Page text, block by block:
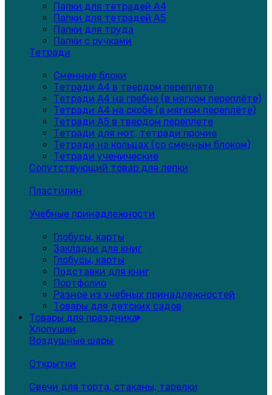
Папки для тетрадей А4
Папки для тетрадей А5
Папки для труда
Папки с ручками
Тетради
Сменные блоки
Тетради А4 в твердом переплете
Тетради А4 на гребне (в мягком переплёте)
Тетради А4 на скобе (в мягком переплёте)
Тетради А5 в твердом переплете
Тетради для нот, тетради прочие
Тетради на кольцах (со сменным блоком)
Тетради ученические
Сопутствующий товар для лепки
Пластилин
Учебные принадлежности
Глобусы, карты
Закладки для книг
Глобусы, карты
Подставки для книг
Портфолио
Разное из учебных принадлежностей
Товары для детских садов
Товары для праздника
Хлопушки
Воздушные шары
Открытки
Свечи для торта, стаканы, тарелки